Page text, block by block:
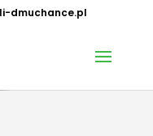
dmuchance.pl
wodne, dmuchane place zabaw,